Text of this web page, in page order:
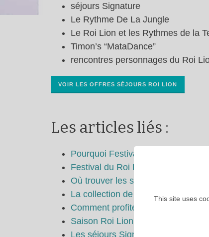
séjours Signature
Le Rythme De La Jungle
Le Roi Lion et les Rythmes de la
Timon’s “MataDance”
rencontres personnages du Roi
VOIR LES OFFRES SÉJOURS ROI LION
Les articles liés :
Pourquoi Festival du Roi Lion et
Festival du Roi Lion et de la
Où trouver les snacks Roi Lion à
La collection de bijoux Roi Lion à
Comment profiter à fond du
Saison Roi Lion 2019 : programme
Les séjours Signature Roi Lion
This site uses